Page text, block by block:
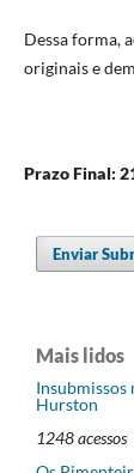
Dessa forma,
originais e
Prazo Final:
Enviar
Mais lidos
Insubmissos
Hurston
1248 acessos